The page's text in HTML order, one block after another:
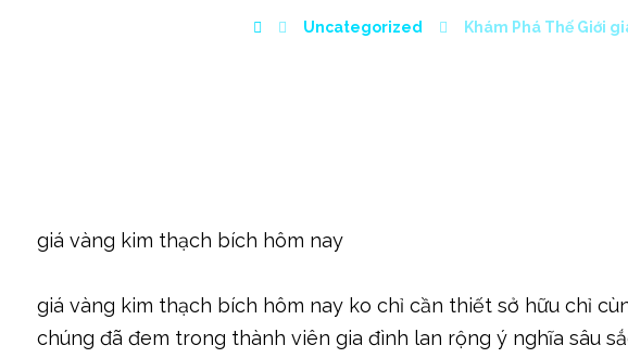
Uncategorized Khám Phá Thế Giới
giá vàng kim thạch bích hôm nay
giá vàng kim thạch bích hôm nay ko chỉ cần thiết sở hữu chỉ
chúng đã đem trong thành viên gia đình lan rộng ý nghĩa sâu